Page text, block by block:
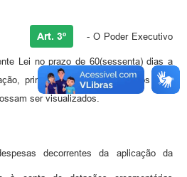
Art. 3º - O Poder Executivo
Lei no prazo de 60(sessenta) dias a
principalmente sobre critérios para
ser visualizados.
decorrentes da aplicação da